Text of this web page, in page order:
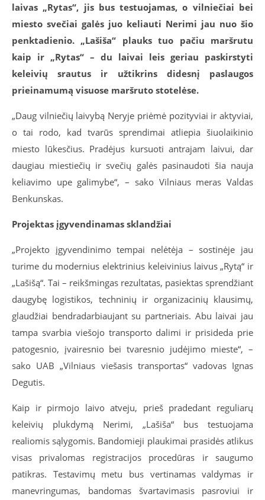
laivas „Rytas“, jis bus testuojamas, o vilniečiai bei
miesto svečiai galės juo keliauti Nerimi jau nuo šio
penktadienio. „Lašiša“ plauks tuo pačiu maršrutu
kaip ir „Rytas“ – du laivai leis geriau paskirstyti
keleivių srautus ir užtikrins didesnį paslaugos
prieinamumą visuose maršruto stotelėse.
„Daug vilniečių laivybą Neryje priėmė pozityviai ir aktyviai,
o tai rodo, kad tvarūs sprendimai atliepia šiuolaikinio
miesto lūkesčius. Pradėjus kursuoti antrajam laivui, dar
daugiau miestiečių ir svečių galės pasinaudoti šia nauja
keliavimo upe galimybe“, – sako Vilniaus meras Valdas
Benkunskas.
Projektas įgyvendinamas sklandžiai
„Projekto įgyvendinimo tempai nelėtėja – sostinėje jau
turime du modernius elektrinius keleivinius laivus „Rytą“ ir
„Lašišą“. Tai – reikšmingas rezultatas, pasiektas sprendžiant
daugybę logistikos, techninių ir organizacinių klausimų,
glaudžiai bendradarbiaujant su partneriais. Abu laivai jau
tampa svarbia viešojo transporto dalimi ir prisideda prie
patogesnio, įvairesnio bei tvaresnio judėjimo mieste“, –
sako UAB „Vilniaus viešasis transportas“ vadovas Ignas
Degutis.
Kaip ir pirmojo laivo atveju, prieš pradedant reguliarų
keleivių plukdymą Nerimi, „Lašiša“ bus testuojama
realiomis sąlygomis. Bandomieji plaukimai prasidės atlikus
visas privalomas registracijos procedūras ir saugumo
patikras. Testavimų metu bus vertinamas valdymas ir
manevringumas, bandomas švartavimasis pasroviui ir